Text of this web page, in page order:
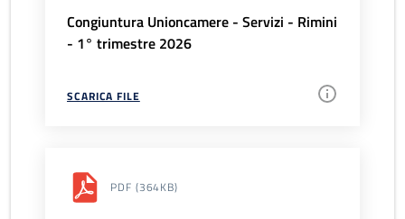
Congiuntura Unioncamere - Servizi - Rimini
- 1° trimestre 2026
SCARICA FILE
PDF (364KB)